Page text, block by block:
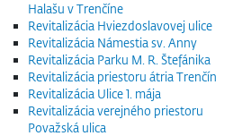
Halašu v Trenčíne
Revitalizácia Hviezdoslavovej ulice
Revitalizácia Námestia sv. Anny
Revitalizácia Parku M. R. Štefánika
Revitalizácia priestoru átria Trenčín
Revitalizácia Ulice 1. mája
Revitalizácia verejného priestoru
Považská ulica